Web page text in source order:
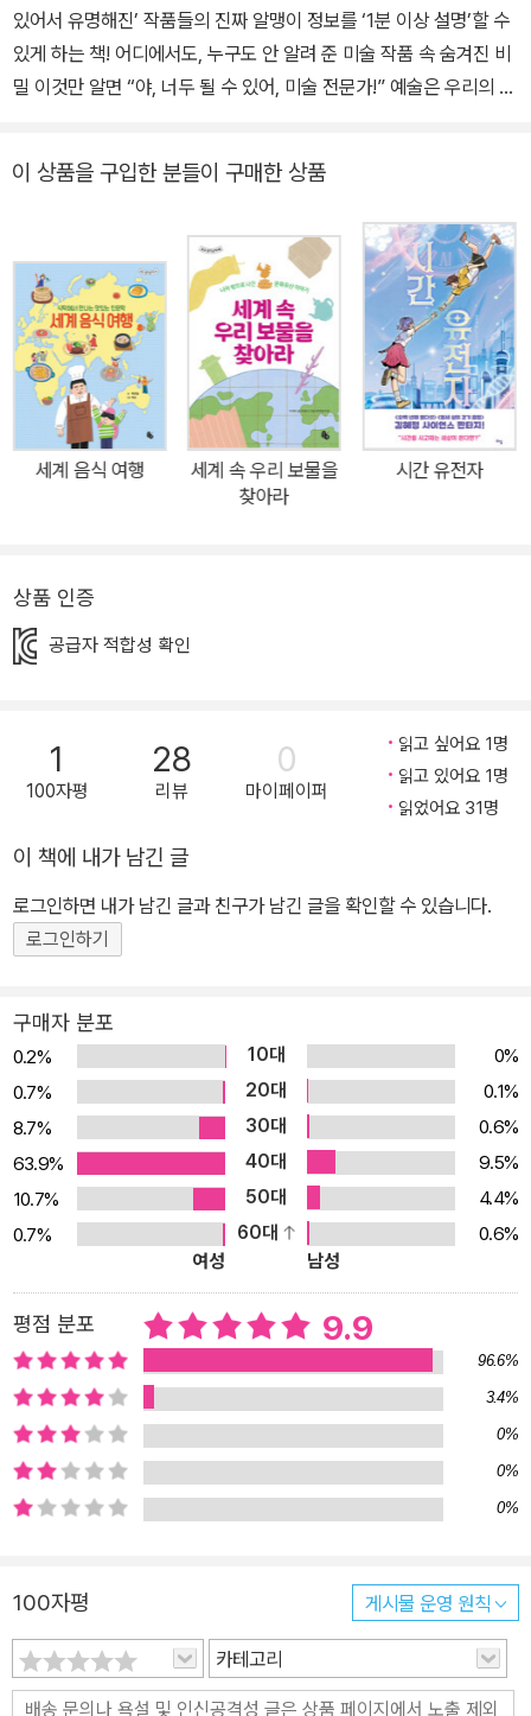
있어서 유명해진’ 작품들의 진짜 알맹이 정보를 ‘1분 이상 설명’할 수
있게 하는 책! 어디에서도, 누구도 안 알려 준 미술 작품 속 숨겨진 비
밀 이것만 알면 “야, 너두 될 수 있어, 미술 전문가!” 예술은 우리의 일
지를 담고 있는지, 그리고 어떻게 해석해야 제대로 즐기고 감상할 수
있는지 알고 작품을 감상하는 사람은 많지 않다. 특히 미술을 처음 접
하는 어린이들에게 작품은 그저 커다란 캔버스에 선과 면, 색을 채운
단순한 ‘그림’으로만 느껴질 수 있다. 몬드리안의 '빨강, 파랑, 노랑이
있는 구성'은 단순히 사각형을 색칠한 것으로 보이고, 레오나르도 다
빈치의 '모나리자'는 눈썹이 없는 특이한 사람을 그린 그림, '절규'는
비명 지르는 사람을 웃긴 모습으로 표현한 그림으로만 보인다. 이 그
림들이 왜 전 세계적으로 유명한 작품이고 오랫동안 대중에게 사랑받
아 왔는지, 앞으로도 다시없을 명화에 손꼽히는지 그림만 봐서는 온
전히 알 수 없다. 예술의 세계에 처음 발을 딛는 어린이를 위한 미술
제대로 알려 주지 않아 미술이 막연하고 어렵게만 느껴졌던 이들에게
한다. 미술 칼럼니스트 이유리 선생님의 아주 쉬운 첫 어린이 미술 입
처음으로 어린이를 위한 미술 입문 교양서를 집필했다. 자신의 자녀
에게 미술 작품에 관해 이야기해 주고 함께 미술관에 다녀왔던 경험
을 살려, 친근하면서도 자세한 해설로 작품을 하나하나 톺아 나간다.
저자는 '모나리자'가 도둑맞은 희대의 사건, '생각하는 사람'이 미완성
충격을 주었던 이유, 영화보다 더 영화 같은 빈센트 반 고흐의 이야기
까지 명화를 둘러싼 흥미로운 이야기와 함께 미술사와 기본 개념들을
품을 더 즐겁게 감상하고 예술에 관심을 가지게 하는 여러 이야깃거
리를 담은 이 책은 어떤 큐레이션이나 가이드보다 친절한 미술 입문
서이다. ‘이유가 있어서 유명해진’ 작품들, 명화의 모든 것을 ‘1분 이
상’ 술술 이야기할 수 있게 하는 책 “'모나리자', '해돋이', '별이 빛나는
밤' 등의 명화들이 왜 같은 시대의 다른 어떤 그림보다 더 주목받았는
지, 화가가 그 그림을 통해 진심을 다해 전하고 싶었던 것이 무엇이었
는지에 대해서 1분 이상 설명할 수 있는 사람은 생각보다 많지 않다.
이 책은 그 1분 이상의 답을 알려 준다. 소위 ‘명작’이라 칭송받는 그
설명한 이 책은 어린이나 청소년뿐만 아니라 어른들도 재미있게 읽을
수 있다.” -아트에세이스트 김영숙 이 책, 『왜 유명한 거야, 이 그림?』
은 미술을 처음 접하는 어린이뿐만 아니라 미술의 세계에 더 깊이 접
근하는 청소년, 미술관에서 작품을 제대로 감상하고 싶은 성인에게도
꼭 필요한 정보와 이야기를 알차게 담았다. 세계적인 명화들이 오랜
시간 동안 왜 사랑받았는지, 어떤 이유로 유명해졌는지 알면 작품을
더욱 깊이 있게 감상할 수 있을 뿐만 아니라 화가의 가치관과 사고방
이 책을 읽으며 명화가 탄생했던 과거로 여행을 떠나, 작품이 빛나기
시작한 순간들을 생생히 지켜보면 어느 순간 명화와 미술에 관해 ‘1분
이상’ 즐겁게 설명할 수 있을 것이다.
이 상품을 구입한 분들이 구매한 상품
세계 음식 여행
세계 속 우리 보물을
찾아라
시간 유전자
상품 인증
공급자 적합성 확인
1
100자평
28
리뷰
0
마이페이퍼
읽고 싶어요 1명
읽고 있어요 1명
읽었어요 31명
이 책에 내가 남긴 글
로그인하면 내가 남긴 글과 친구가 남긴 글을 확인할 수 있습니다.
로그인하기
구매자 분포
0.2% 10대
0%
0.7%
20대
0.1%
8.7%
30대
0.6%
63.9%
40대
9.5%
10.7%
50대
4.4%
0.7%
60대
0.6%
여성
남성
평점 분포 9.9
96.6%
3.4%
0%
0%
0%
100자평 게시물 운영 원칙
카테고리